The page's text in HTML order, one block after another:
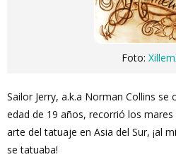
Foto:
Sailor Jerry, a.k.a Norman Collins
edad de 19 años, recorrió los
arte del tatuaje en Asia del Sur, ¡al
se tatuaba!